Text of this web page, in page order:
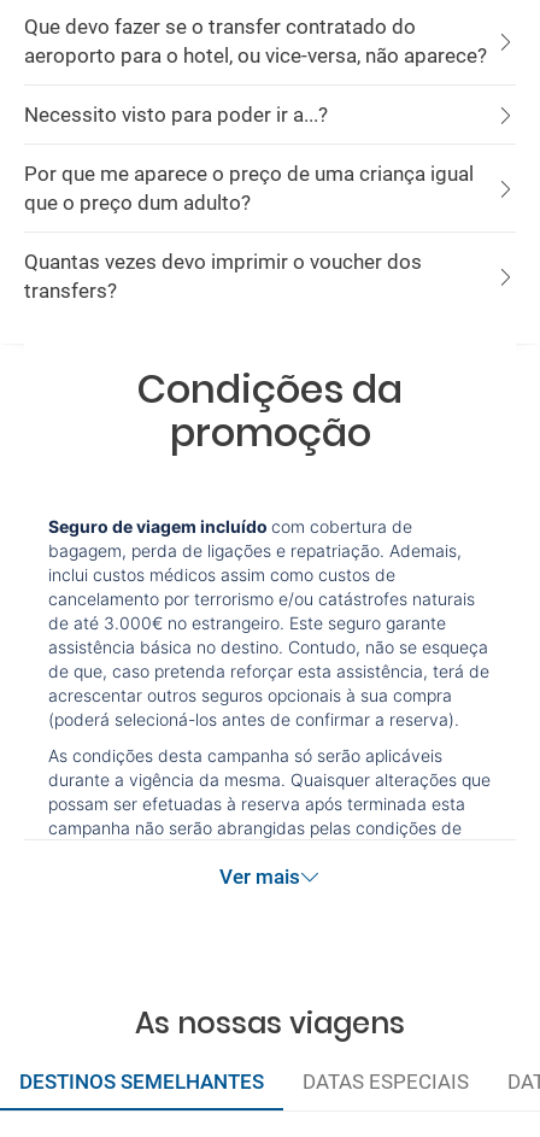
Que devo fazer se o transfer contratado do
aeroporto para o hotel, ou vice-versa, não aparece?
Necessito visto para poder ir a...?
Por que me aparece o preço de uma criança igual
que o preço dum adulto?
Quantas vezes devo imprimir o voucher dos
transfers?
Condições da
promoção
Seguro de viagem incluído com cobertura de
bagagem, perda de ligações e repatriação. Ademais,
inclui custos médicos assim como custos de
cancelamento por terrorismo e/ou catástrofes naturais
de até 3.000€ no estrangeiro. Este seguro garante
assistência básica no destino. Contudo, não se esqueça
de que, caso pretenda reforçar esta assistência, terá de
acrescentar outros seguros opcionais à sua compra
(poderá selecioná-los antes de confirmar a reserva).
As condições desta campanha só serão aplicáveis
durante a vigência da mesma. Quaisquer alterações que
possam ser efetuadas à reserva após terminada esta
campanha não serão abrangidas pelas condições de
Ver mais
As nossas viagens
DESTINOS SEMELHANTES DATAS ESPECIAIS